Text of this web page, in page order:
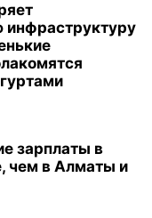
инфраструктуру
зарплаты в
чем в Алматы и